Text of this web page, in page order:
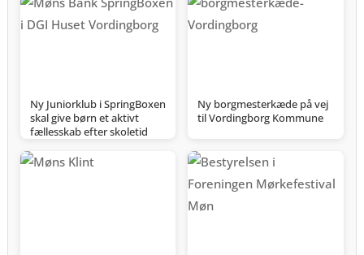
Ny Juniorklub i SpringBoxen
skal give børn et aktivt
fællesskab efter skoletid
Ny borgmesterkæde på vej
til Vordingborg Kommune